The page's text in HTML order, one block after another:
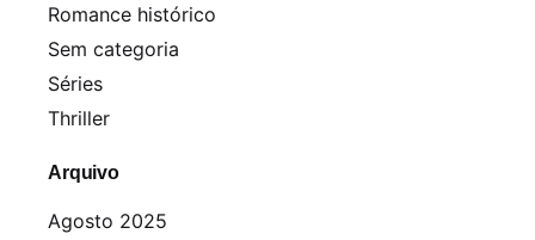
Romance histórico
Sem categoria
Séries
Thriller
Arquivo
Agosto 2025